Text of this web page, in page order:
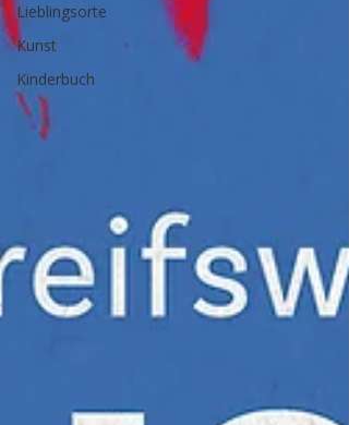
Lieblingsorte
Kunst
Kinderbuch